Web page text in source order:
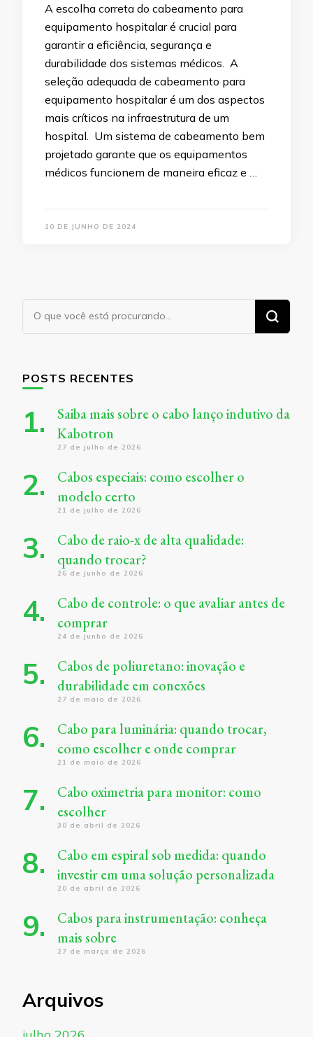
A escolha correta do cabeamento para
equipamento hospitalar é crucial para
garantir a eficiência, segurança e
durabilidade dos sistemas médicos. A
seleção adequada de cabeamento para
equipamento hospitalar é um dos aspectos
mais críticos na infraestrutura de um
hospital. Um sistema de cabeamento bem
projetado garante que os equipamentos
médicos funcionem de maneira eficaz e …
10 DE JUNHO DE 2024
Procurando
algo?
POSTS RECENTES
Saiba mais sobre o cabo lanço indutivo da
Kabotron
27 de julho de 2026
Cabos especiais: como escolher o
modelo certo
21 de julho de 2026
Cabo de raio-x de alta qualidade:
quando trocar?
26 de junho de 2026
Cabo de controle: o que avaliar antes de
comprar
24 de junho de 2026
Cabos de poliuretano: inovação e
durabilidade em conexões
27 de maio de 2026
Cabo para luminária: quando trocar,
como escolher e onde comprar
21 de maio de 2026
Cabo oximetria para monitor: como
escolher
30 de abril de 2026
Cabo em espiral sob medida: quando
investir em uma solução personalizada
20 de abril de 2026
Cabos para instrumentação: conheça
mais sobre
27 de março de 2026
Arquivos